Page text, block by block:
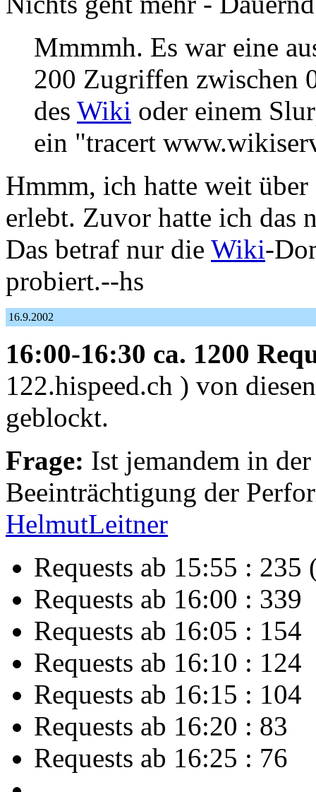
Mmmmh. Es war eine
200 Zugriffen zwischen
des Wiki oder einem
ein "tracert
Hmmm, ich hatte weit
erlebt. Zuvor hatte ich das
Das betraf nur die Wiki-
probiert.--hs
16.9.2002
16:00-16:30 ca. 1200
122.hispeed.ch ) von
geblockt.
Frage: Ist jemandem in
Beeinträchtigung der
HelmutLeitner
Requests ab 15:55 :
Requests ab 16:00 : 339
Requests ab 16:05 : 154
Requests ab 16:10 : 124
Requests ab 16:15 : 104
Requests ab 16:20 : 83
Requests ab 16:25 : 76